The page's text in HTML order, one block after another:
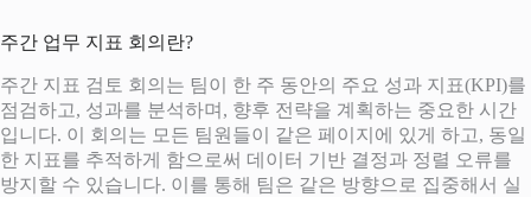
주간 업무 지표 회의란?
주간 지표 검토 회의는 팀이 한 주 동안의 주요 성과 지표(KPI)를
점검하고, 성과를 분석하며, 향후 전략을 계획하는 중요한 시간
입니다. 이 회의는 모든 팀원들이 같은 페이지에 있게 하고, 동일
한 지표를 추적하게 함으로써 데이터 기반 결정과 정렬 오류를
방지할 수 있습니다. 이를 통해 팀은 같은 방향으로 집중해서 실